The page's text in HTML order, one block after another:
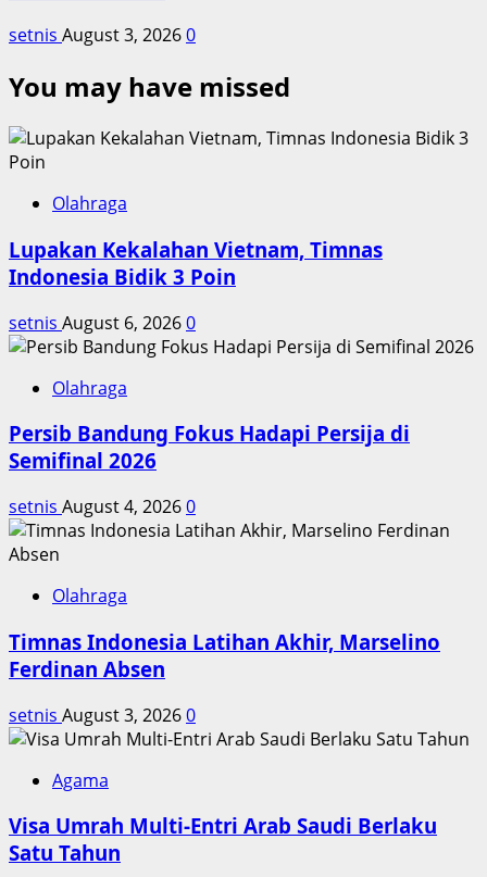
setnis August 3, 20260
You may have missed
Olahraga
Lupakan Kekalahan Vietnam, Timnas
Indonesia Bidik 3 Poin
setnis August 6, 20260
Olahraga
Persib Bandung Fokus Hadapi Persija di
Semifinal 2026
setnis August 4, 20260
Olahraga
Timnas Indonesia Latihan Akhir, Marselino
Ferdinan Absen
setnis August 3, 20260
Agama
Visa Umrah Multi-Entri Arab Saudi Berlaku
Satu Tahun